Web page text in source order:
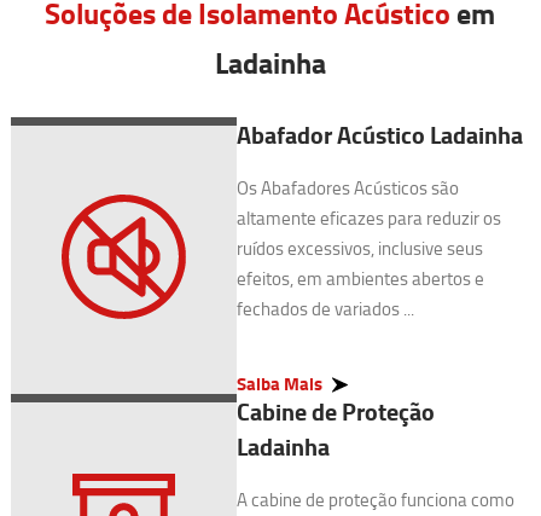
Soluções de Isolamento Acústico em
Ladainha
Abafador Acústico Ladainha
Os Abafadores Acústicos são
altamente eficazes para reduzir os
ruídos excessivos, inclusive seus
efeitos, em ambientes abertos e
fechados de variados ...
Saiba Mais
Cabine de Proteção
Ladainha
A cabine de proteção funciona como